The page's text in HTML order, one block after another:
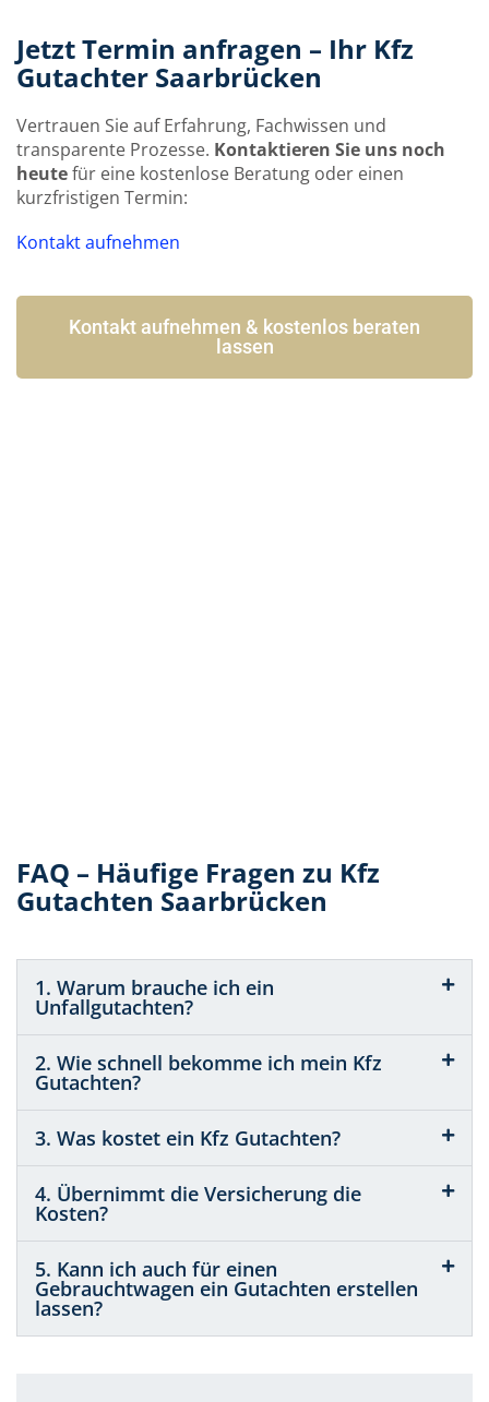
Jetzt Termin anfragen – Ihr Kfz
Gutachter Saarbrücken
Vertrauen Sie auf Erfahrung, Fachwissen und
transparente Prozesse. Kontaktieren Sie uns noch
heutefür eine kostenlose Beratung oder einen
kurzfristigen Termin:
Kontakt aufnehmen
Kontakt aufnehmen & kostenlos beraten
lassen
FAQ – Häufige Fragen zu Kfz
Gutachten Saarbrücken
1. Warum brauche ich ein
Unfallgutachten?
2. Wie schnell bekomme ich mein Kfz
Gutachten?
3. Was kostet ein Kfz Gutachten?
4. Übernimmt die Versicherung die
Kosten?
5. Kann ich auch für einen
Gebrauchtwagen ein Gutachten erstellen
lassen?